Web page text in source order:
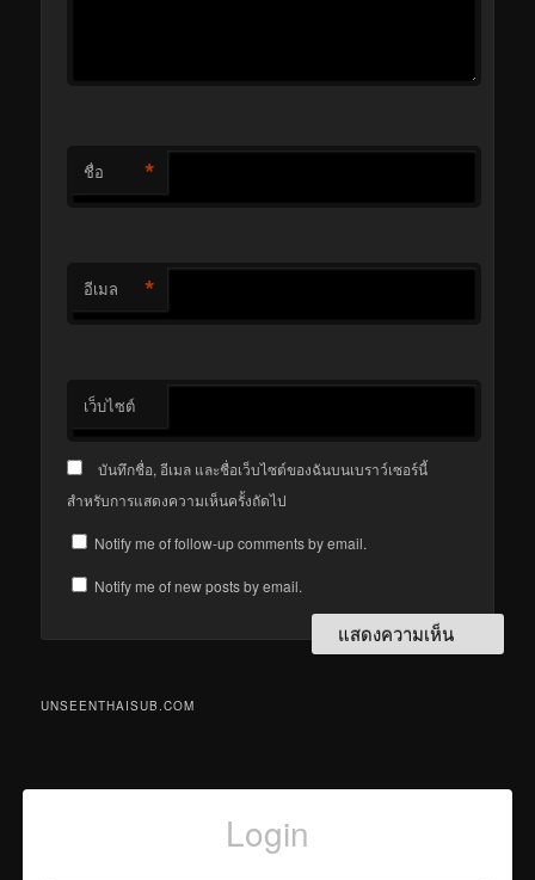
ชื่อ *
อีเมล *
เว็บไซต์
บันทึกชื่อ, อีเมล และชื่อเว็บไซต์ของฉันบนเบราว์เซอร์นี้
สำหรับการแสดงความเห็นครั้งถัดไป
Notify me of follow-up comments by email.
Notify me of new posts by email.
UNSEENTHAISUB.COM
Login